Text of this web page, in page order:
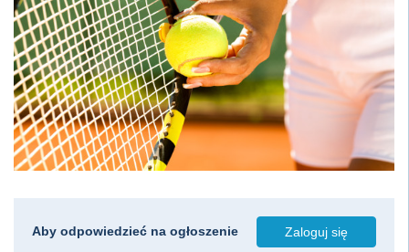
Aby odpowiedzieć na ogłoszenie Zaloguj się